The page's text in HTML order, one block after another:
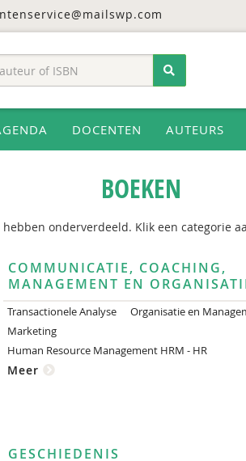
DOCENTEN AUTEURS
BOEKEN
onderverdeeld. Klik een categorie
COMMUNICATIE, COACHING,
MANAGEMENT EN
Transactionele Analyse
Organisatie en
Marketing
Human Resource Management HRM - HR
Meer
GESCHIEDENIS